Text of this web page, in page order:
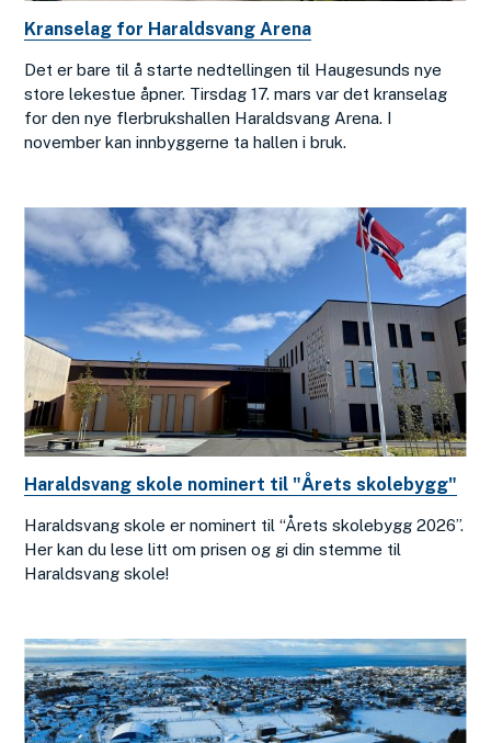
Kranselag for Haraldsvang Arena
Det er bare til å starte nedtellingen til Haugesunds nye
store lekestue åpner. Tirsdag 17. mars var det kranselag
for den nye flerbrukshallen Haraldsvang Arena. I
november kan innbyggerne ta hallen i bruk.
Haraldsvang skole nominert til "Årets skolebygg"
Haraldsvang skole er nominert til “Årets skolebygg 2026”.
Her kan du lese litt om prisen og gi din stemme til
Haraldsvang skole!